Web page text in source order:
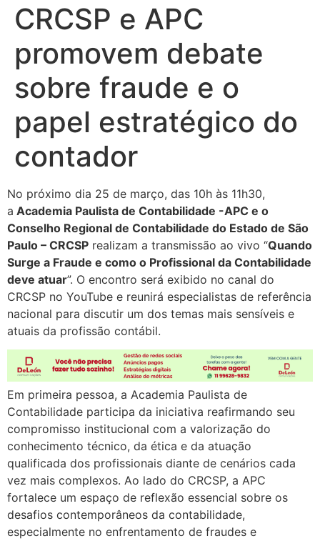
CRCSP e APC
promovem debate
sobre fraude e o
papel estratégico do
contador
No próximo dia 25 de março, das 10h às 11h30,
a Academia Paulista de Contabilidade -APC e o
Conselho Regional de Contabilidade do Estado de São
Paulo – CRCSP realizam a transmissão ao vivo “Quando
Surge a Fraude e como o Profissional da Contabilidade
deve atuar”. O encontro será exibido no canal do
CRCSP no YouTube e reunirá especialistas de referência
nacional para discutir um dos temas mais sensíveis e
atuais da profissão contábil.
Em primeira pessoa, a Academia Paulista de
Contabilidade participa da iniciativa reafirmando seu
compromisso institucional com a valorização do
conhecimento técnico, da ética e da atuação
qualificada dos profissionais diante de cenários cada
vez mais complexos. Ao lado do CRCSP, a APC
fortalece um espaço de reflexão essencial sobre os
desafios contemporâneos da contabilidade,
especialmente no enfrentamento de fraudes e